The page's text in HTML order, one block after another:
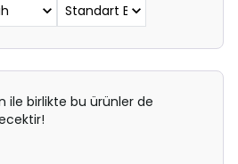
ile birlikte bu ürünler de